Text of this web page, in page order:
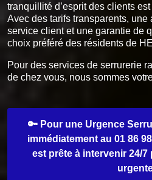
tranquillité d’esprit des clients
Avec des tarifs transparents, une
service client et une garantie de
choix préféré des résidents de
Pour des services de serrurerie
de chez vous, nous sommes
🔑 Pour une Urgence
immédiatement au 01 86
est prête à intervenir 24/